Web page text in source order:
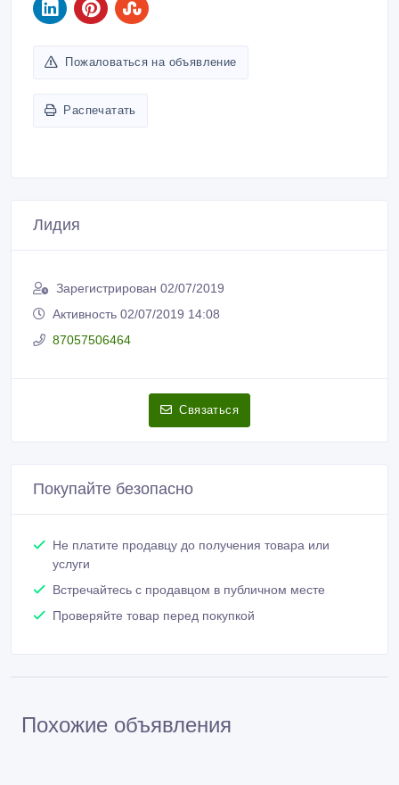
Пожаловаться на объявление
Распечатать
Лидия
Зарегистрирован 02/07/2019
Активность 02/07/2019 14:08
87057506464
Связаться
Покупайте безопасно
Не платите продавцу до получения товара или
услуги
Встречайтесь с продавцом в публичном месте
Проверяйте товар перед покупкой
Похожие объявления